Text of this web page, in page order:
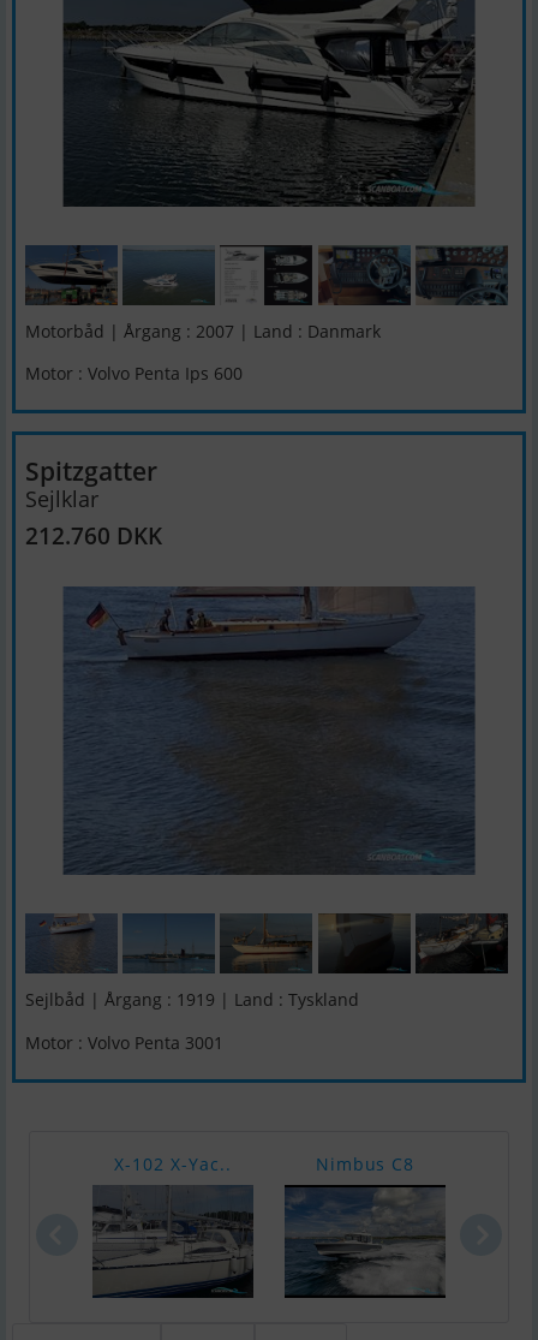
Motorbåd | Årgang : 2007 | Land : Danmark
Motor : Volvo Penta Ips 600
Spitzgatter
Sejlklar
212.760 DKK
Sejlbåd | Årgang : 1919 | Land : Tyskland
Motor : Volvo Penta 3001
X-102 X-Yac.. Nimbus C8